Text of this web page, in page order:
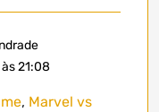
21:08
, Marvel vs